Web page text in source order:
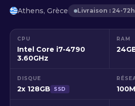
API
Athens, Grèce Livraison : 24-72h
CPU
Intel Core i7-4790
3.60GHz
RAM
DISQUE
2x 128GB SSD